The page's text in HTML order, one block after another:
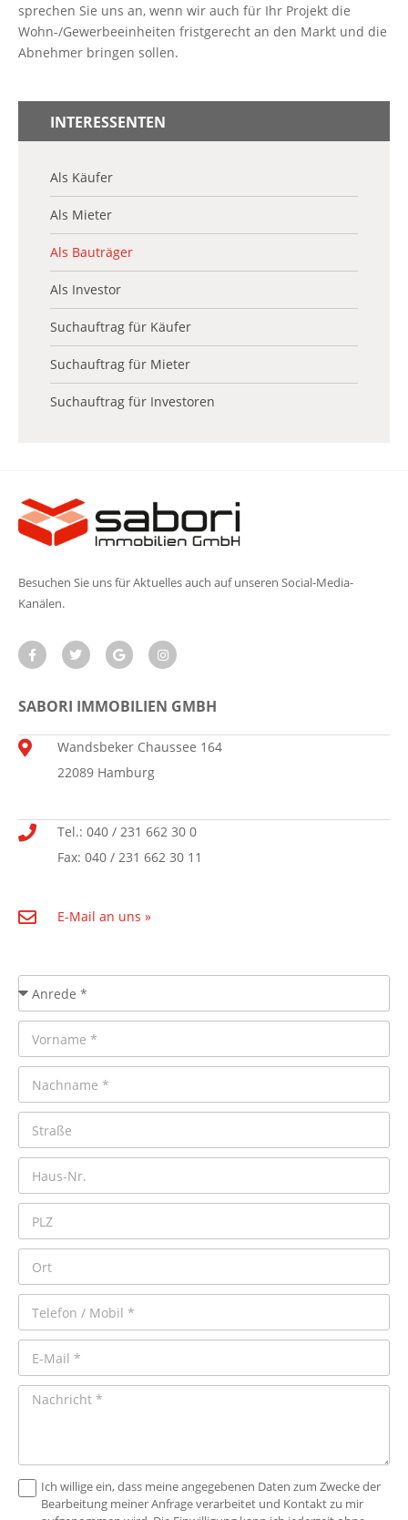
sprechen Sie uns an, wenn wir auch für Ihr Projekt die
Wohn-/Gewerbeeinheiten fristgerecht an den Markt und die
Abnehmer bringen sollen.
INTERESSENTEN
Als Käufer
Als Mieter
Als Bauträger
Als Investor
Suchauftrag für Käufer
Suchauftrag für Mieter
Suchauftrag für Investoren
Besuchen Sie uns für Aktuelles auch auf unseren Social-Media-
Kanälen.
SABORI IMMOBILIEN GMBH
Wandsbeker Chaussee 164
22089 Hamburg
Tel.: 040 / 231 662 30 0
Fax: 040 / 231 662 30 11
E-Mail an uns »
Ich willige ein, dass meine angegebenen Daten zum Zwecke der
Bearbeitung meiner Anfrage verarbeitet und Kontakt zu mir